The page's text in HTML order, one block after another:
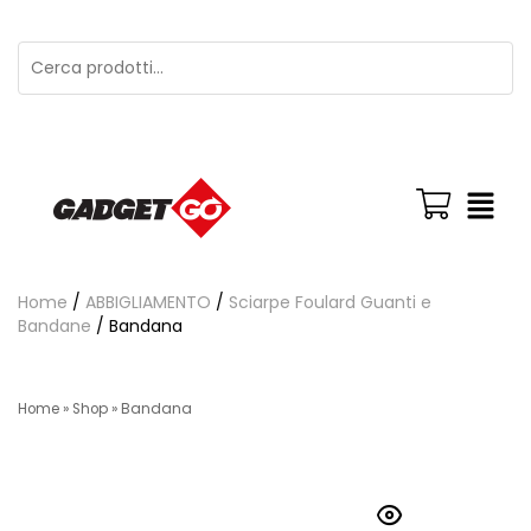
Home / ABBIGLIAMENTO / Sciarpe Foulard Guanti e
Bandane / Bandana
Home » Shop » Bandana